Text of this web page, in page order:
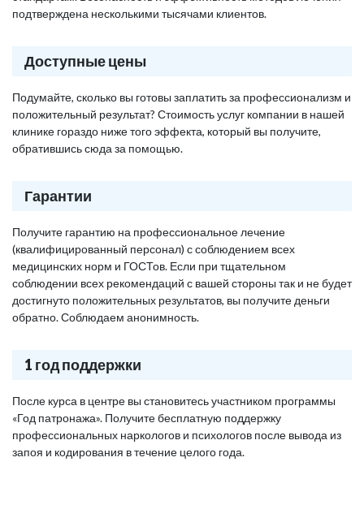
подтверждена несколькими тысячами клиентов.
Доступные цены
Подумайте, сколько вы готовы заплатить за профессионализм и
положительный результат? Стоимость услуг компании в нашей
клинике гораздо ниже того эффекта, который вы получите,
обратившись сюда за помощью.
Гарантии
Получите гарантию на профессиональное лечение
(квалифицированный персонал) с соблюдением всех
медицинских норм и ГОСТов. Если при тщательном
соблюдении всех рекомендаций с вашей стороны так и не будет
достигнуто положительных результатов, вы получите деньги
обратно. Соблюдаем анонимность.
1 год поддержки
После курса в центре вы становитесь участником программы
«Год патронажа». Получите бесплатную поддержку
профессиональных наркологов и психологов после вывода из
запоя и кодирования в течение целого года.